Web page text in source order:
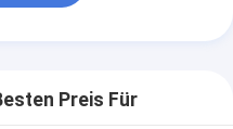
Preis Für